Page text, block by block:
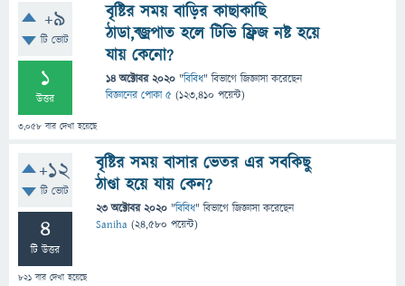
+9
টি ভোট
1
উত্তর
3,058 বার দেখা হয়েছে
বৃষ্টির সময় বাড়ির কাছাকাছি
ঠাডা,ব্জ্রপাত হলে টিভি ফ্রিজ নষ্ট হয়ে
যায় কেনো?
14 অক্টোবর 2020 "বিবিধ" বিভাগে জিজ্ঞাসাকরেছেন
বিজ্ঞানের পোকা ৫ (123,410 পয়েন্ট)
+12
টি ভোট
4
টি উত্তর
821 বার দেখা হয়েছে
বৃষ্টির সময় বাসার ভেতর এর সবকিছু
ঠাণ্ডা হয়ে যায় কেন?
23 অক্টোবর 2020 "বিবিধ" বিভাগে জিজ্ঞাসাকরেছেন
Saniha (24,580 পয়েন্ট)